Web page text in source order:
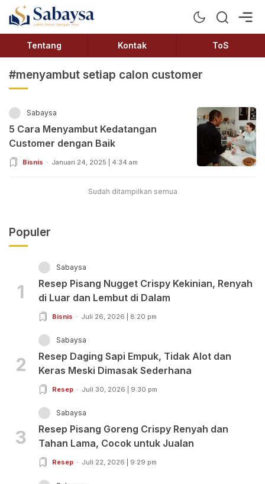
Sabaysa
Lebih Dekat Dengan Ilmu
Tentang Kontak ToS
#menyambut setiap calon customer
Sabaysa
5 Cara Menyambut Kedatangan
Customer dengan Baik
Bisnis Januari 24, 2025 | 4:34 am
Sudah ditampilkan semua
Populer
1
Sabaysa
Resep Pisang Nugget Crispy Kekinian, Renyah
di Luar dan Lembut di Dalam
Bisnis Juli 26, 2026 | 8:20 pm
2
Sabaysa
Resep Daging Sapi Empuk, Tidak Alot dan
Keras Meski Dimasak Sederhana
Resep Juli 30, 2026 | 9:30 pm
3
Sabaysa
Resep Pisang Goreng Crispy Renyah dan
Tahan Lama, Cocok untuk Jualan
Resep Juli 22, 2026 | 9:29 pm